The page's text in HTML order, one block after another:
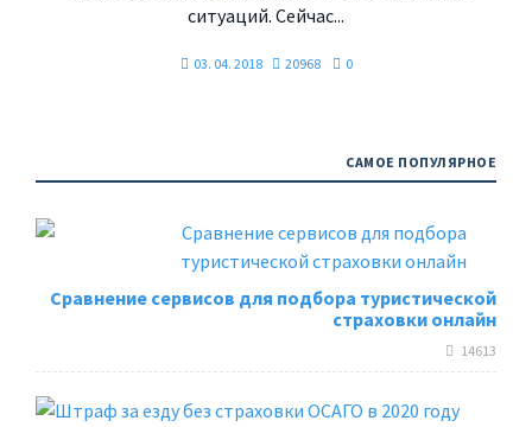
ситуаций. Сейчас...
03. 04. 2018 20968 0
САМОЕ ПОПУЛЯРНОЕ
Сравнение сервисов для подбора туристической
страховки онлайн
14613